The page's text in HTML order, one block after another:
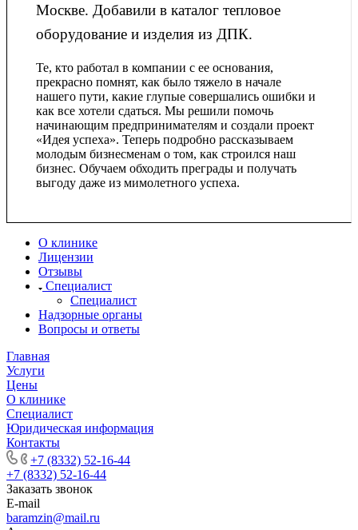
Москве. Добавили в каталог тепловое
оборудование и изделия из ДПК.
Те, кто работал в компании с ее основания,
прекрасно помнят, как было тяжело в начале
нашего пути, какие глупые совершались ошибки и
как все хотели сдаться. Мы решили помочь
начинающим предпринимателям и создали проект
«Идея успеха». Теперь подробно рассказываем
молодым бизнесменам о том, как строился наш
бизнес. Обучаем обходить преграды и получать
выгоду даже из мимолетного успеха.
О клинике
Лицензии
Отзывы
Специалист
Специалист
Надзорные органы
Вопросы и ответы
Главная
Услуги
Цены
О клинике
Специалист
Юридическая информация
Контакты
+7 (8332) 52-16-44
+7 (8332) 52-16-44
Заказать звонок
E-mail
baramzin@mail.ru